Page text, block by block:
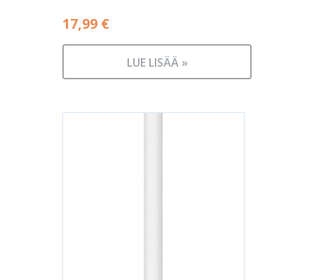
17,99 €
LUE LISÄÄ »